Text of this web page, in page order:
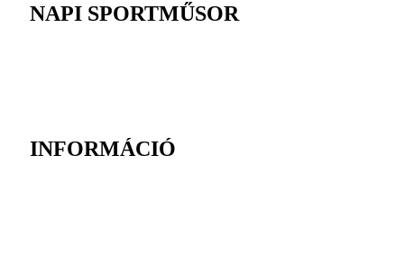
NAPI SPORTMŰSOR
INFORMÁCIÓ